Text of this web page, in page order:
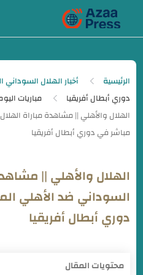
الرئيسية
أخبار الهلال السوداني
دوري أبطال أفريقيا
مباريات
الهلال والأهلي ||
السوداني ضد الأهلي
دوري أبطال أفريقيا
محتويات المقال